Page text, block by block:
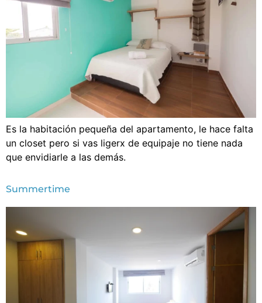
Es la habitación pequeña del apartamento, le hace falta
un closet pero si vas ligerx de equipaje no tiene nada
que envidiarle a las demás.
Summertime